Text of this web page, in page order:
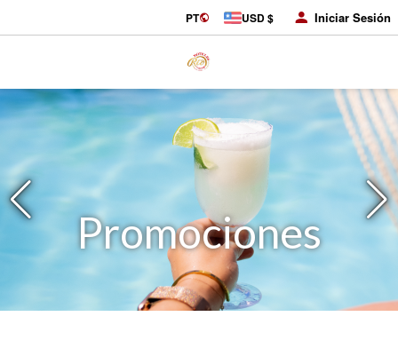
PT USD $ Iniciar Sesión
Promociones